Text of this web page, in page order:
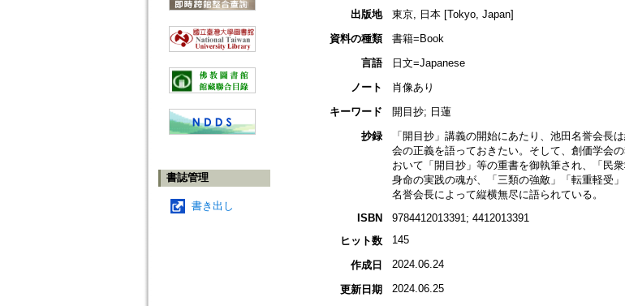
書誌管理
書き出し
出版地
東京, 日本 [Tokyo, Japan]
資料の種類
書籍=Book
言語
日文=Japanese
ノート
肖像あり
キーワード
開目抄; 日蓮
抄録
「開目抄」講義の開始にあたり、池田名誉会長
会の正義を語っておきたい。そして、創価学会
おいて「開目抄」等の重書を御執筆され、「民
身命の実践の魂が、「三類の強敵」「転重軽受
名誉会長によって縦横無尽に語られている。
ISBN
9784412013391; 4412013391
ヒット数
145
作成日 2024.06.24
更新日期 2024.06.25